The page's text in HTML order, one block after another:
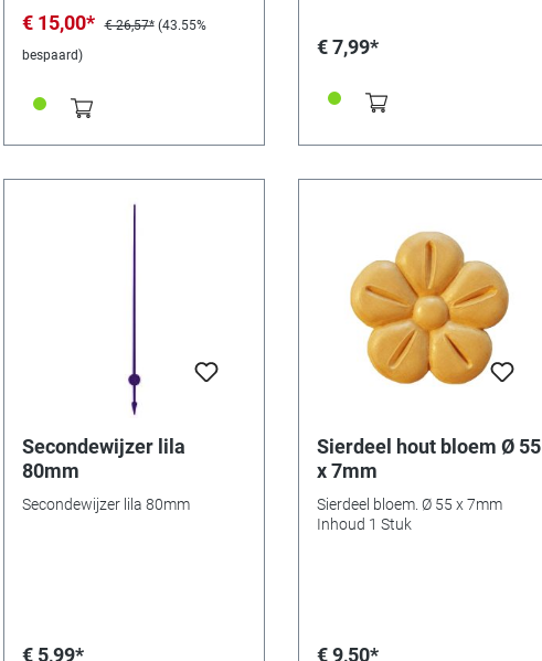
€ 15,00* € 26,57* (43.55%
bespaard)
€ 7,99*
Secondewijzer lila
80mm
Secondewijzer lila 80mm
€ 5,99*
Sierdeel hout bloem Ø 55
x 7mm
Sierdeel bloem. Ø 55 x 7mm
Inhoud 1 Stuk
€ 9,50*